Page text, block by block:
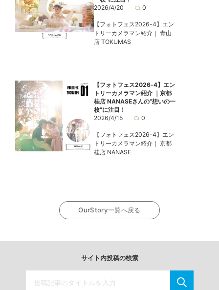
2026/4/20
0
【フォトフェス2026-4】エン
トリーカメラマン紹介｜ 青山
店 TOKUMAS
【フォトフェス2026-4】エン
トリーカメラマン紹介 ｜京都
桂店 NANASEさんの“想いの一
枚”に注目！
2026/4/15
0
【フォトフェス2026-4】エン
トリーカメラマン紹介｜ 京都
桂店 NANASE
OurStory一覧へ戻る
サイト内投稿の検索